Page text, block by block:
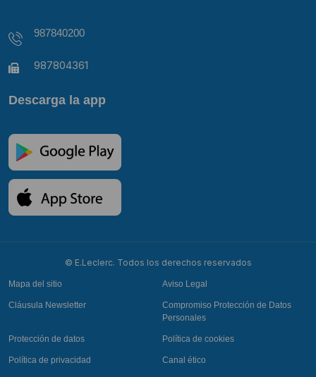
987840200
987804361
Descarga la app
© E.Leclerc. Todos los derechos reservados
Mapa del sitio Aviso Legal
Cláusula Newsletter
Compromiso Protección de Datos
Personales
Protección de datos Política de cookies
Política de privacidad Canal ético